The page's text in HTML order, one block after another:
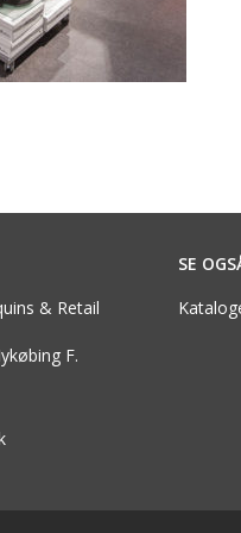
& Retail
F.
SE